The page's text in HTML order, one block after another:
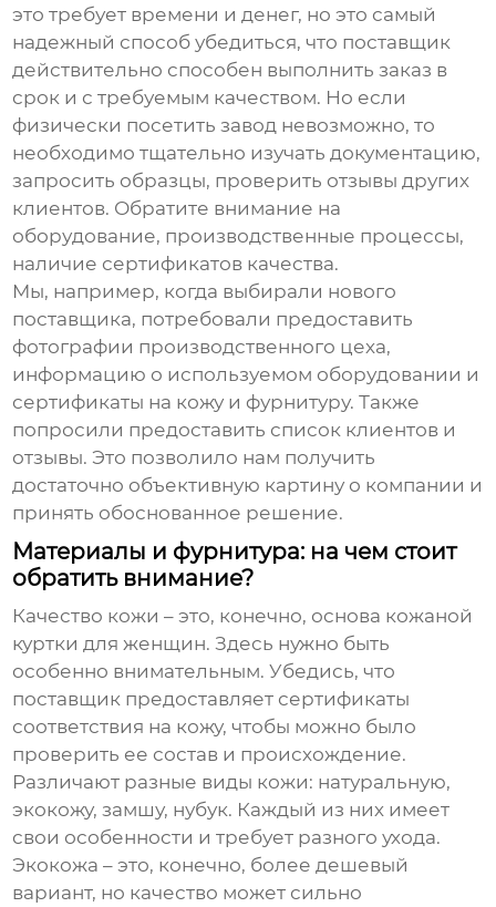
это требует времени и денег, но это самый
надежный способ убедиться, что поставщик
действительно способен выполнить заказ в
срок и с требуемым качеством. Но если
физически посетить завод невозможно, то
необходимо тщательно изучать документацию,
запросить образцы, проверить отзывы других
клиентов. Обратите внимание на
оборудование, производственные процессы,
наличие сертификатов качества.
Мы, например, когда выбирали нового
поставщика, потребовали предоставить
фотографии производственного цеха,
информацию о используемом оборудовании и
сертификаты на кожу и фурнитуру. Также
попросили предоставить список клиентов и
отзывы. Это позволило нам получить
достаточно объективную картину о компании и
принять обоснованное решение.
Материалы и фурнитура: на чем стоит
обратить внимание?
Качество кожи – это, конечно, основа кожаной
куртки для женщин. Здесь нужно быть
особенно внимательным. Убедись, что
поставщик предоставляет сертификаты
соответствия на кожу, чтобы можно было
проверить ее состав и происхождение.
Различают разные виды кожи: натуральную,
экокожу, замшу, нубук. Каждый из них имеет
свои особенности и требует разного ухода.
Экокожа – это, конечно, более дешевый
вариант, но качество может сильно